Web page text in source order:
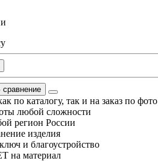
сравнение
по каталогу, так и на заказ по фото
любой сложности
регион России
изделия
и благоустройство
на материал